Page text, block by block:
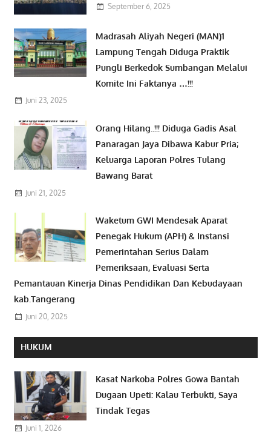
September 6, 2025
Madrasah Aliyah Negeri (MAN)1
Lampung Tengah Diduga Praktik
Pungli Berkedok Sumbangan Melalui
Komite Ini Faktanya …!!!
Juni 23, 2025
Orang Hilang..!!! Diduga Gadis Asal
Panaragan Jaya Dibawa Kabur Pria;
Keluarga Laporan Polres Tulang
Bawang Barat
Juni 21, 2025
Waketum GWI Mendesak Aparat
Penegak Hukum (APH) & Instansi
Pemerintahan Serius Dalam
Pemeriksaan, Evaluasi Serta
Pemantauan Kinerja Dinas Pendidikan Dan Kebudayaan
kab.Tangerang
Juni 20, 2025
HUKUM
Kasat Narkoba Polres Gowa Bantah
Dugaan Upeti: Kalau Terbukti, Saya
Tindak Tegas
Juni 1, 2026